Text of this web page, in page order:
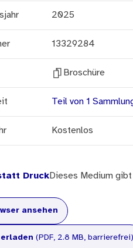
2025
13329284
Broschüre
Teil von 1
Kostenlos
DruckDieses Medium
ansehen
(PDF, 2.8 MB, barrierefrei)